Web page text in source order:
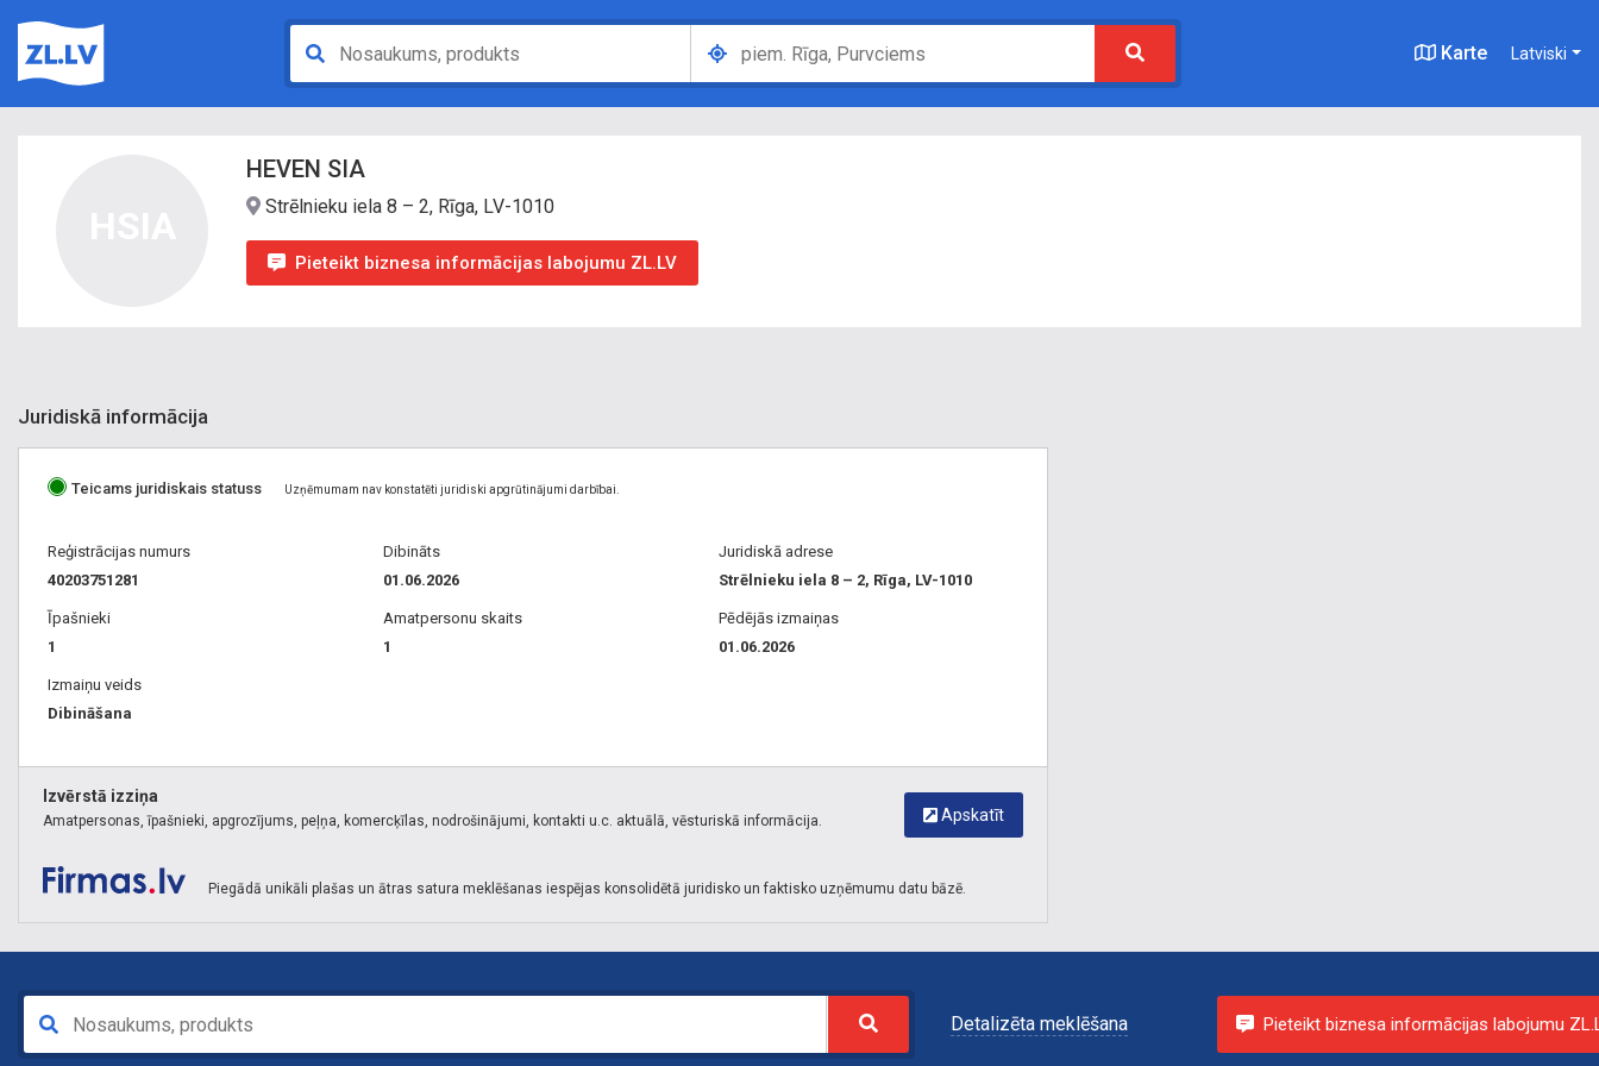
Karte Latviski
HEVEN SIA
Strēlnieku iela 8 – 2, Rīga, LV-1010
Pieteikt biznesa informācijas labojumu ZL.LV
Juridiskā informācija
Teicams juridiskais statuss Uzņēmumam nav konstatēti juridiski apgrūtinājumi darbībai.
Reģistrācijas numurs
40203751281
Dibināts
01.06.2026
Juridiskā adrese
Strēlnieku iela 8 – 2, Rīga, LV-1010
Īpašnieki
1
Amatpersonu skaits
1
Pēdējās izmaiņas
01.06.2026
Izmaiņu veids
Dibināšana
Apskatīt
Izvērstā izziņa
Amatpersonas, īpašnieki, apgrozījums, peļņa, komercķīlas, nodrošinājumi, kontakti u.c. aktuālā, vēsturiskā informācija.
Piegādā unikāli plašas un ātras satura meklēšanas iespējas konsolidētā juridisko un faktisko uzņēmumu datu bāzē.
Detalizēta meklēšana Pieteikt biznesa informācijas labojumu